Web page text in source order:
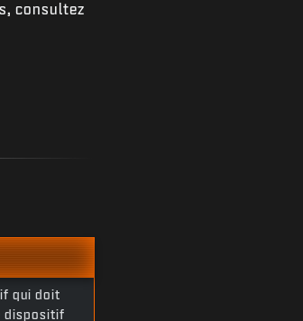
consultez
qui doit
dispositif